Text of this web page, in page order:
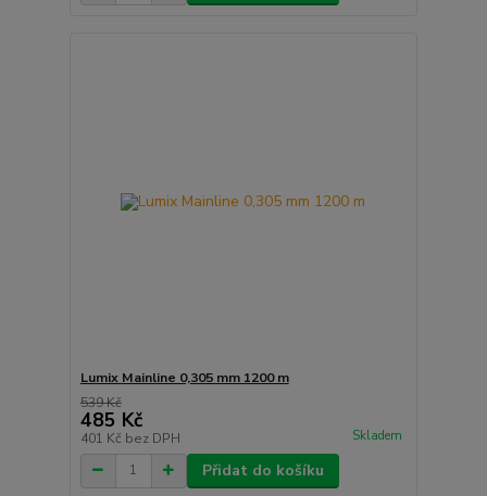
Lumix Mainline 0,305 mm 1200 m
539 Kč
485 Kč
401 Kč bez DPH Skladem
Přidat do košíku